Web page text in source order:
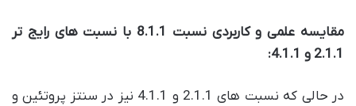
مقایسه علمی و کاربردی نسبت 8.1.1 با نسبت های رایج تر
2.1.1 و 4.1.1:
در حالی که نسبت های 2.1.1 و 4.1.1 نیز در سنتز پروتئین و